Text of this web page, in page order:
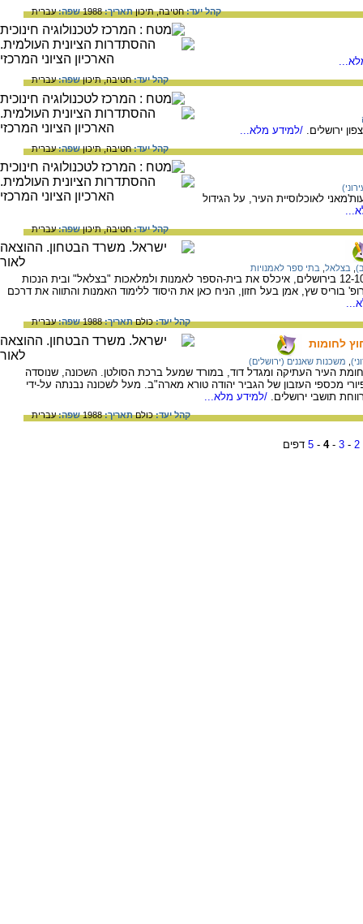
קהל יעד:חטיבה,תיכוןתאריך:1988 שפה:עברית
קהל יעד:חטיבה,תיכוןשפה:עברית
ירושלים. /למידע מלא...
קהל יעד:חטיבה,תיכוןשפה:עברית
השלטון העות'מאני לאוכלוסיית העיר, על הגידול
קהל יעד:חטיבה,תיכוןשפה:עברית
בצלאל בתי ספר לאמנויות
צמד הבנינים התאומים ברחוב שמואל הנגיד 12-10 בירושלים, איכלס את בית-הספר לאמנות ולמלאכות "בצלאל" ובית הנכות
שץ, אמן בעל חזון, הניח כאן את היסוד ללימוד האמנות והתווה את דרכם
קהל יעד:כולםתאריך:1988 שפה:עברית
לחומות
משכנות שאננים (ירושלים)
העיר העתיקה ומגדל דוד, במורד שמעל ברכת הסולטן. השכונה, שנוסדה
מכספי העזבון של הגביר יהודה טורא מארה"ב. מעל לשכונה נבנתה על-ידי
תושבי ירושלים. /למידע מלא...
קהל יעד:כולםתאריך:1988 שפה:עברית
2
-
3
-
4
-
5 דפים